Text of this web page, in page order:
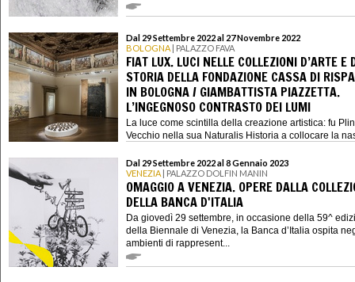
Dal 29 Settembre 2022 al 27 Novembre 2022
BOLOGNA | PALAZZO FAVA
FIAT LUX. LUCI NELLE COLLEZIONI D’ARTE E
STORIA DELLA FONDAZIONE CASSA DI
IN BOLOGNA / GIAMBATTISTA PIAZZETTA.
L’INGEGNOSO CONTRASTO DEI LUMI
La luce come scintilla della creazione artistica: fu
Vecchio nella sua Naturalis Historia a collocare la
Dal 29 Settembre 2022 al 8 Gennaio 2023
VENEZIA | PALAZZO DOLFIN MANIN
OMAGGIO A VENEZIA. OPERE DALLA
DELLA BANCA D'ITALIA
Da giovedì 29 settembre, in occasione della 59^
della Biennale di Venezia, la Banca d’Italia ospita
ambienti di rappresent...